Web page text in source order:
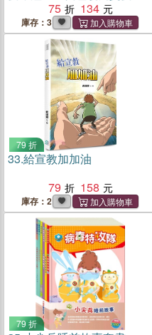
局 掌握10大關鍵風險
75 134
庫存：3
79 折
33.給宣教加加油
79
158
庫存：2
79 折